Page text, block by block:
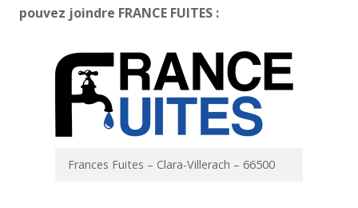
pouvez joindre FRANCE FUITES :
Frances Fuites – Clara-Villerach – 66500